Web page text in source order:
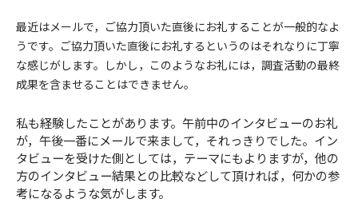
最近はメールで，ご協力頂いた直後にお礼することが一般的なよ
うです。ご協力頂いた直後にお礼するというのはそれなりに丁寧
な感じがします。しかし，このようなお礼には，調査活動の最終
成果を含ませることはできません。
私も経験したことがあります。午前中のインタビューのお礼
が，午後一番にメールで来まして，それっきりでした。イン
タビューを受けた側としては，テーマにもよりますが，他の
方のインタビュー結果との比較などして頂ければ，何かの参
考になるような気がします。